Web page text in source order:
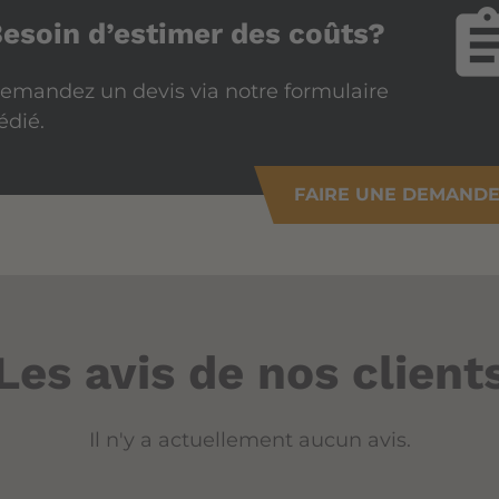
d’estimer des coûts?
un devis via notre formulaire
FAIRE UNE DEMANDE
avis de nos
Il n'y a actuellement aucun avis.